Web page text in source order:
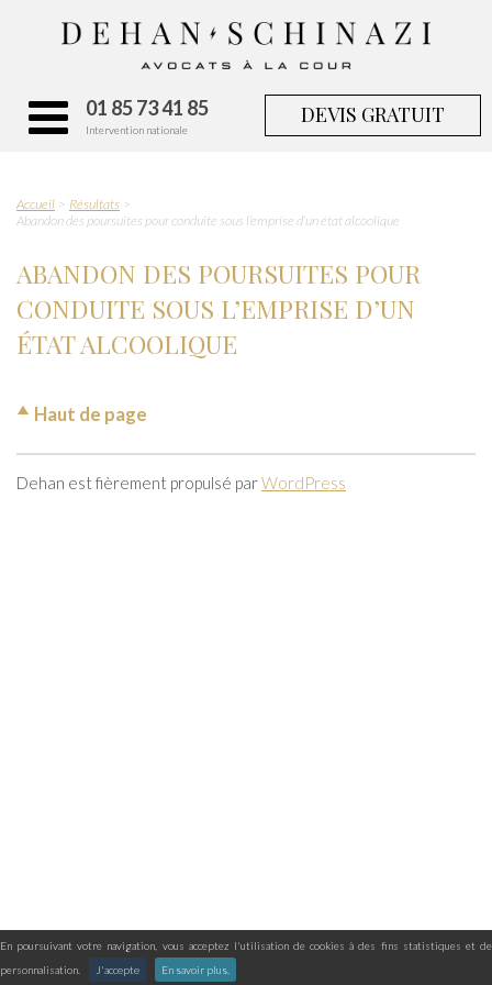
En poursuivant votre navigation, vous acceptez l'utilisation de cookies à des fins statistiques et de
personnalisation.
J'accepte En savoir plus.
01 85 73 41 85
Intervention nationale
DEVIS GRATUIT
Accueil
Résultats
Abandon des poursuites pour conduite sous l’emprise d’un état alcoolique
ABANDON DES POURSUITES POUR
CONDUITE SOUS L’EMPRISE D’UN
ÉTAT ALCOOLIQUE
Haut de page
Dehan est fièrement propulsé parWordPress